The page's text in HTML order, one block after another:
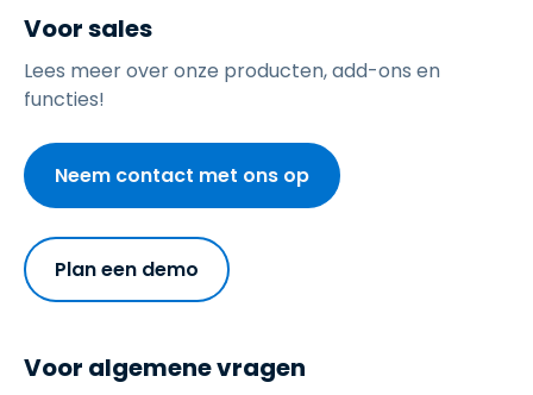
Voor sales
Lees meer over onze producten, add-ons en
functies!
Neem contact met ons op
Plan een demo
Voor algemene vragen